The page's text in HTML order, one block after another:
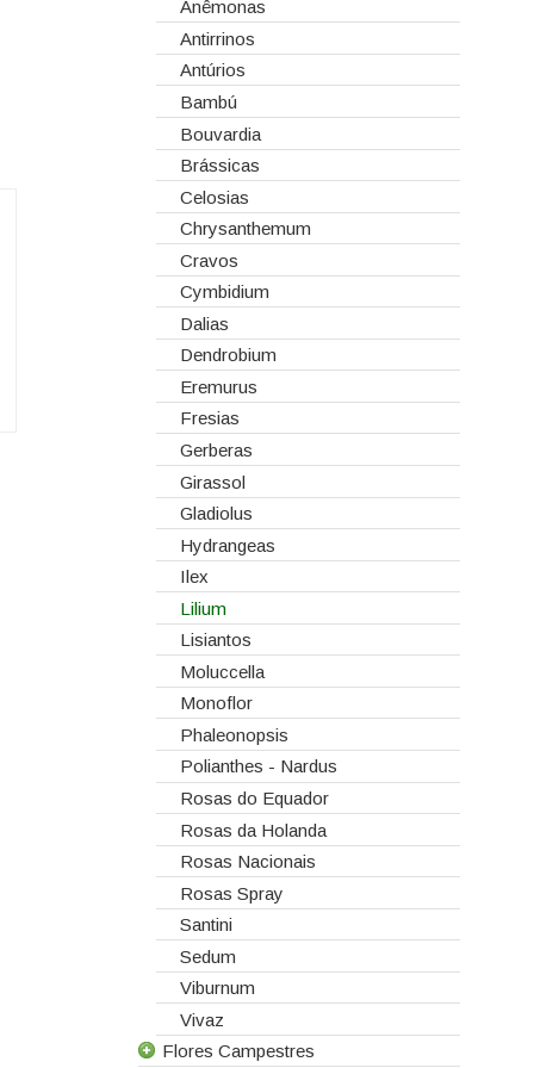
Corantes
Embalagens
Esponjas
Estruturas
Fitas
Gaiolas
Lanternas
Madeiras
Spray
Tabuleiros/Bases
Telas/Tecidos
Vidros
Dia dos Namorados
Natal
Anêmonas
Antirrinos
Antúrios
Bambú
Bouvardia
Brássicas
Celosias
Chrysanthemum
Cravos
Cymbidium
Dalias
Dendrobium
Eremurus
Fresias
Gerberas
Girassol
Gladiolus
Hydrangeas
Ilex
Lilium
Lisiantos
Moluccella
Monoflor
Phaleonopsis
Polianthes - Nardus
Rosas do Equador
Rosas da Holanda
Rosas Nacionais
Rosas Spray
Santini
Sedum
Viburnum
Vivaz
Flores Campestres